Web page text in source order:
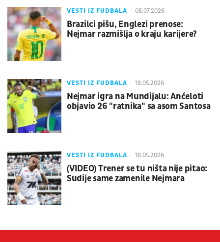
VESTI IZ FUDBALA 08.07.2026
Brazilci pišu, Englezi prenose:
Nejmar razmišlja o kraju karijere?
VESTI IZ FUDBALA 18.05.2026
Nejmar igra na Mundijalu: Anćeloti
objavio 26 "ratnika" sa asom Santosa
VESTI IZ FUDBALA 18.05.2026
(VIDEO) Trener se tu ništa nije pitao:
Sudije same zamenile Nejmara